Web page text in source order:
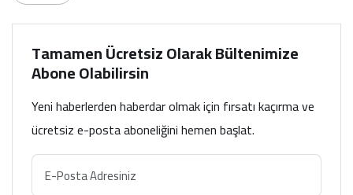
Tamamen Ücretsiz Olarak Bültenimize
Abone Olabilirsin
Yeni haberlerden haberdar olmak için fırsatı kaçırma ve
ücretsiz e-posta aboneliğini hemen başlat.